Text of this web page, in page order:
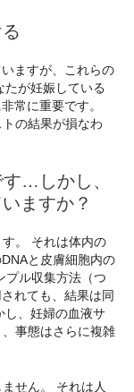
ますが、これらの
が妊娠している
常に重要です。
の結果が損なわ
…しかし、
ますか？
。 それは体内の
と皮膚細胞内の
プル収集方法（つ
れても、結果は同
し、妊婦の血液サ
事態はさらに複雑
せん。 それは人